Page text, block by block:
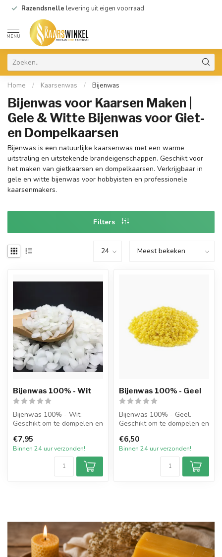
Razendsnelle levering uit eigen voorraad
MENU
Home / Kaarsenwas / Bijenwas
Bijenwas voor Kaarsen Maken |
Gele & Witte Bijenwas voor Giet-
en Dompelkaarsen
Bijenwas is een natuurlijke kaarsenwas met een warme
uitstraling en uitstekende brandeigenschappen. Geschikt voor
het maken van gietkaarsen en dompelkaarsen. Verkrijgbaar in
gele en witte bijenwas voor hobbyisten en professionele
kaarsenmakers.
Filters
Bijenwas 100% - Wit
Bijenwas 100% - Wit.
Geschikt om te dompelen en
Onze bijenwas is 1...
€7,95
Binnen 24 uur verzonden!
Bijenwas 100% - Geel
Bijenwas 100% - Geel.
Geschikt om te dompelen en
Onze bijenwas is ...
€6,50
Binnen 24 uur verzonden!